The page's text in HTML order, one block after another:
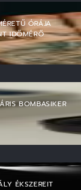
ÓRÁJA
IDŐMÉRŐ
BOMBASIKER
ÉKSZEREIT